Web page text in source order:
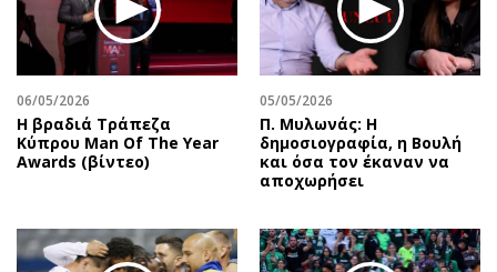
06/05/2026
Η βραδιά Τράπεζα
Κύπρου Man Of The Year
Awards (βίντεο)
05/05/2026
Π. Μυλωνάς: Η
δημοσιογραφία, η Βουλή
και όσα τον έκαναν να
αποχωρήσει